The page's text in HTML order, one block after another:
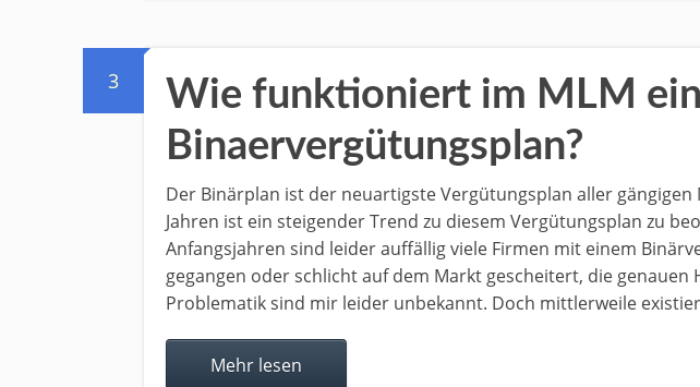
3
Wie funktioniert im MLM ein
Binaervergütungsplan?
Der Binärplan ist der neuartigste Vergütungsplan aller gängigen
Jahren ist ein steigender Trend zu diesem Vergütungsplan zu
Anfangsjahren sind leider auffällig viele Firmen mit einem
gegangen oder schlicht auf dem Markt gescheitert, die
Problematik sind mir leider unbekannt. Doch mittlerweile
Mehr lesen